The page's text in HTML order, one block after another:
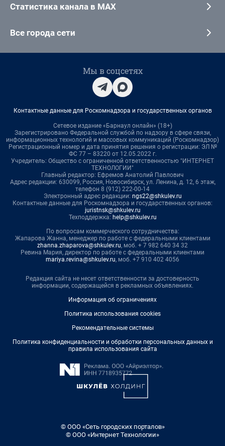
Статистика канала в MAX
Все города сети
Мы в соцсетях
Контактные данные для Роскомнадзора и государственных органов
Сетевое издание «Барнаул онлайн» (18+)
Зарегистрировано Федеральной службой по надзору в сфере связи,
информационных технологий и массовых коммуникаций (Роскомнадзор)
Регистрационный номер и дата принятия решения о регистрации: ЭЛ №
ФС 77 – 83220 от 12.05.2022 г.
Учредитель: Общество с ограниченной ответственностью "ИНТЕРНЕТ
ТЕХНОЛОГИИ"
Главный редактор: Ефремов Анатолий Павлович
Адрес редакции: 630099, Россия, Новосибирск, ул. Ленина, д. 12, 6 этаж,
телефон 8 (912) 222-00-14
Электронный адрес редакции: ngs22@shkulev.ru
Контактные данные для Роскомнадзора и государственных органов:
juristnsk@shkulev.ru
Техподдержка: help@shkulev.ru
По вопросам коммерческого сотрудничества:
Жапарова Жанна, менеджер по работе с федеральными клиентами
zhanna.zhaparova@shkulev.ru, моб. + 7 982 640 34 32
Ревина Мария, директор по работе с федеральными клиентами
mariya.revina@shkulev.ru, моб. +7 910 402 4056
Редакция сайта не несет ответственности за достоверность
информации, содержащейся в рекламных объявлениях.
Информация об ограничениях
Политика использования cookies
Рекомендательные системы
Политика конфиденциальности и обработки персональных данных и
правила использования сайта
© ООО «Сеть городских порталов»
© ООО «Интернет Технологии»